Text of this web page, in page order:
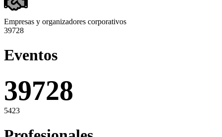
Empresas y organizadores corporativos
39728
Eventos
5423